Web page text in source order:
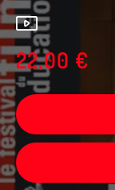
22,00 €